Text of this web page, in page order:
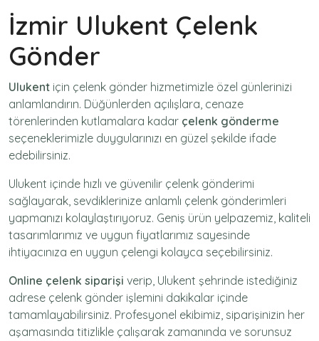
İzmir Ulukent Çelenk
Gönder
Ulukent için çelenk gönder hizmetimizle özel günlerinizi
anlamlandırın. Düğünlerden açılışlara, cenaze
törenlerinden kutlamalara kadar çelenk gönderme
seçeneklerimizle duygularınızı en güzel şekilde ifade
edebilirsiniz.
Ulukent içinde hızlı ve güvenilir çelenk gönderimi
sağlayarak, sevdiklerinize anlamlı çelenk gönderimleri
yapmanızı kolaylaştırıyoruz. Geniş ürün yelpazemiz, kaliteli
tasarımlarımız ve uygun fiyatlarımız sayesinde
ihtiyacınıza en uygun çelengi kolayca seçebilirsiniz.
Online çelenk siparişi verip, Ulukent şehrinde istediğiniz
adrese çelenk gönder işlemini dakikalar içinde
tamamlayabilirsiniz. Profesyonel ekibimiz, siparişinizin her
aşamasında titizlikle çalışarak zamanında ve sorunsuz